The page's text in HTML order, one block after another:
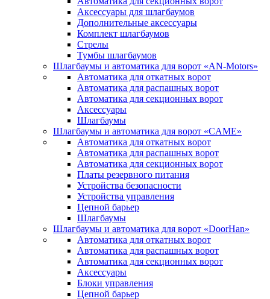
Аксессуары для шлагбаумов
Дополнительные аксессуары
Комплект шлагбаумов
Стрелы
Тумбы шлагбаумов
Шлагбаумы и автоматика для ворот «AN-Motors»
Автоматика для откатных ворот
Автоматика для распашных ворот
Автоматика для секционных ворот
Аксессуары
Шлагбаумы
Шлагбаумы и автоматика для ворот «CAME»
Автоматика для откатных ворот
Автоматика для распашных ворот
Автоматика для секционных ворот
Платы резервного питания
Устройства безопасности
Устройства управления
Цепной барьер
Шлагбаумы
Шлагбаумы и автоматика для ворот «DoorHan»
Автоматика для откатных ворот
Автоматика для распашных ворот
Автоматика для секционных ворот
Аксессуары
Блоки управления
Цепной барьер